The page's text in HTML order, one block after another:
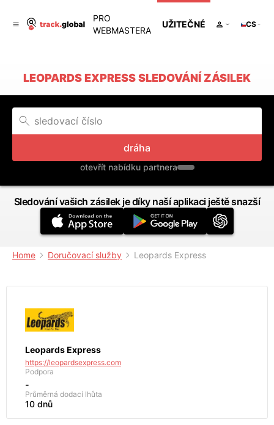
PRO
WEBMASTERA
UŽITEČNÉ CS
LEOPARDS EXPRESS SLEDOVÁNÍ ZÁSILEK
dráha
otevřít nabídku partnera
Sledování vašich zásilek je díky naší aplikaci ještě snazší
Home Doručovací služby Leopards Express
Leopards Express
https://leopardsexpress.com
Podpora
-
Průměrná dodací lhůta
10 dnů